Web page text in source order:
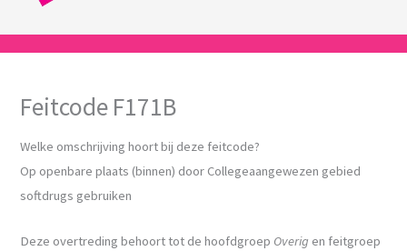
Feitcode F171B
Welke omschrijving hoort bij deze feitcode?
Op openbare plaats (binnen) door Collegeaangewezen gebied
softdrugs gebruiken
Deze overtreding behoort tot de hoofdgroep Overig en feitgroep